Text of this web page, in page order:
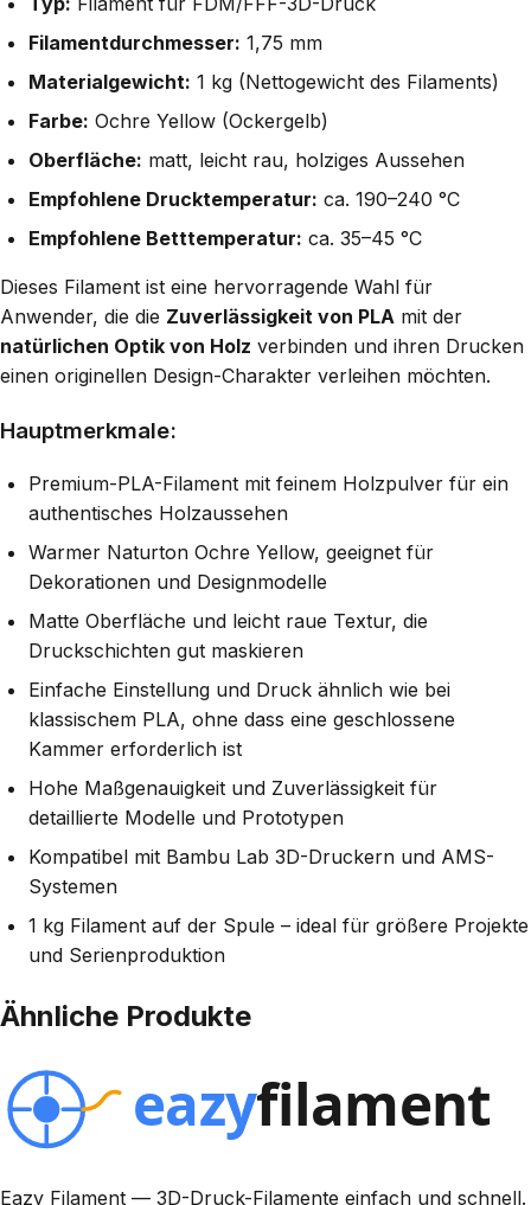
Filamentdurchmesser: 1,75 mm
Materialgewicht: 1 kg (Nettogewicht des Filaments)
Farbe: Ochre Yellow (Ockergelb)
Oberfläche: matt, leicht rau, holziges Aussehen
Empfohlene Drucktemperatur: ca. 190–240 °C
Empfohlene Betttemperatur: ca. 35–45 °C
Dieses Filament ist eine hervorragende Wahl für
Anwender, die die Zuverlässigkeit von PLA mit der
natürlichen Optik von Holz verbinden und ihren Drucken
einen originellen Design-Charakter verleihen möchten.
Hauptmerkmale:
Premium-PLA-Filament mit feinem Holzpulver für ein
authentisches Holzaussehen
Warmer Naturton Ochre Yellow, geeignet für
Dekorationen und Designmodelle
Matte Oberfläche und leicht raue Textur, die
Druckschichten gut maskieren
Einfache Einstellung und Druck ähnlich wie bei
klassischem PLA, ohne dass eine geschlossene
Kammer erforderlich ist
Hohe Maßgenauigkeit und Zuverlässigkeit für
detaillierte Modelle und Prototypen
Kompatibel mit Bambu Lab 3D-Druckern und AMS-
Systemen
1 kg Filament auf der Spule – ideal für größere Projekte
und Serienproduktion
Ähnliche Produkte
Eazy Filament — 3D-Druck-Filamente einfach und schnell.